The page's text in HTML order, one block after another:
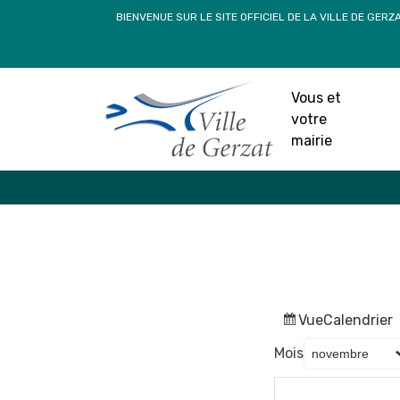
BIENVENUE SUR LE SITE OFFICIEL DE LA VILLE DE
Vous et
votre
mairie
VueCalendrier
Mois